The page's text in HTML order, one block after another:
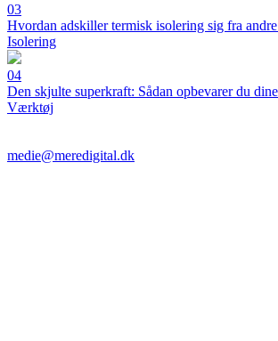
03
Hvordan adskiller termisk isolering sig fra
Isolering
04
Den skjulte superkraft: Sådan opbevarer du
Værktøj
medie@meredigital.dk